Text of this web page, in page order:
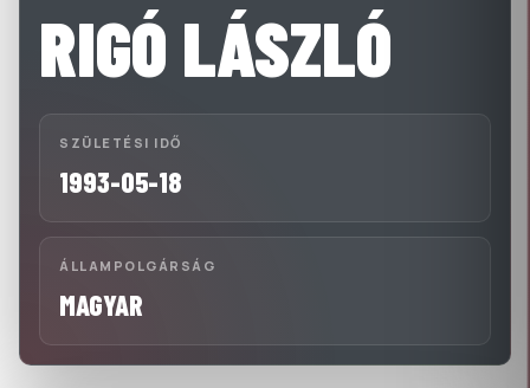
RIGÓ LÁSZLÓ
SZÜLETÉSI IDŐ
1993-05-18
ÁLLAMPOLGÁRSÁG
MAGYAR